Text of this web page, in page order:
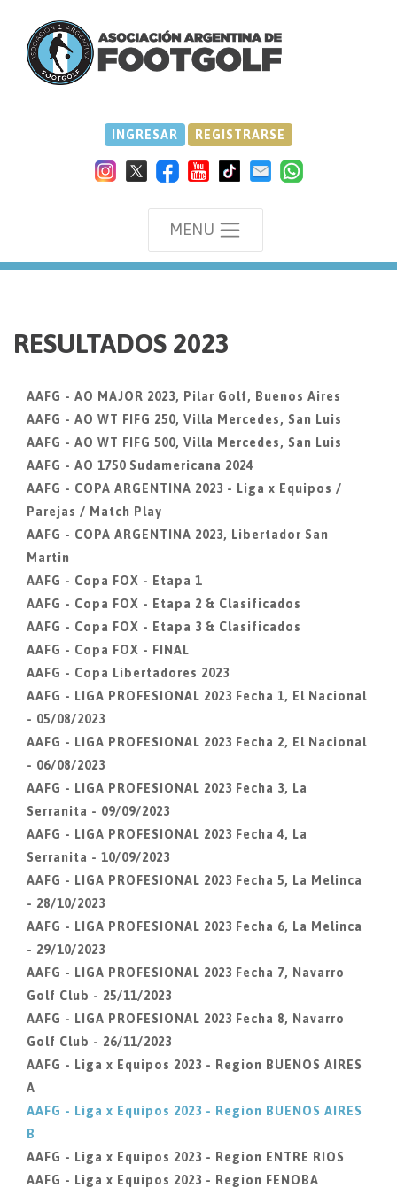
INGRESAR REGISTRARSE
MENU
RESULTADOS 2023
AAFG - AO MAJOR 2023, Pilar Golf, Buenos Aires
AAFG - AO WT FIFG 250, Villa Mercedes, San Luis
AAFG - AO WT FIFG 500, Villa Mercedes, San Luis
AAFG - AO 1750 Sudamericana 2024
AAFG - COPA ARGENTINA 2023 - Liga x Equipos /
Parejas / Match Play
AAFG - COPA ARGENTINA 2023, Libertador San
Martin
AAFG - Copa FOX - Etapa 1
AAFG - Copa FOX - Etapa 2 & Clasificados
AAFG - Copa FOX - Etapa 3 & Clasificados
AAFG - Copa FOX - FINAL
AAFG - Copa Libertadores 2023
AAFG - LIGA PROFESIONAL 2023 Fecha 1, El Nacional
- 05/08/2023
AAFG - LIGA PROFESIONAL 2023 Fecha 2, El Nacional
- 06/08/2023
AAFG - LIGA PROFESIONAL 2023 Fecha 3, La
Serranita - 09/09/2023
AAFG - LIGA PROFESIONAL 2023 Fecha 4, La
Serranita - 10/09/2023
AAFG - LIGA PROFESIONAL 2023 Fecha 5, La Melinca
- 28/10/2023
AAFG - LIGA PROFESIONAL 2023 Fecha 6, La Melinca
- 29/10/2023
AAFG - LIGA PROFESIONAL 2023 Fecha 7, Navarro
Golf Club - 25/11/2023
AAFG - LIGA PROFESIONAL 2023 Fecha 8, Navarro
Golf Club - 26/11/2023
AAFG - Liga x Equipos 2023 - Region BUENOS AIRES
A
AAFG - Liga x Equipos 2023 - Region BUENOS AIRES
B
AAFG - Liga x Equipos 2023 - Region ENTRE RIOS
AAFG - Liga x Equipos 2023 - Region FENOBA